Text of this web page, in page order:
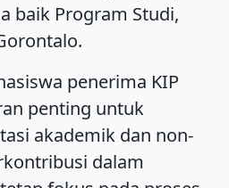
baik Program Studi,
penerima KIP
penting untuk
akademik dan non-
dalam